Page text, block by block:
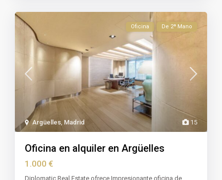
15
Argüelles, Madrid
Oficina De 2ª Mano
Oficina en alquiler en Argüelles
1.000 €
Diplomatic Real Estate ofrece Impresionante oficina de